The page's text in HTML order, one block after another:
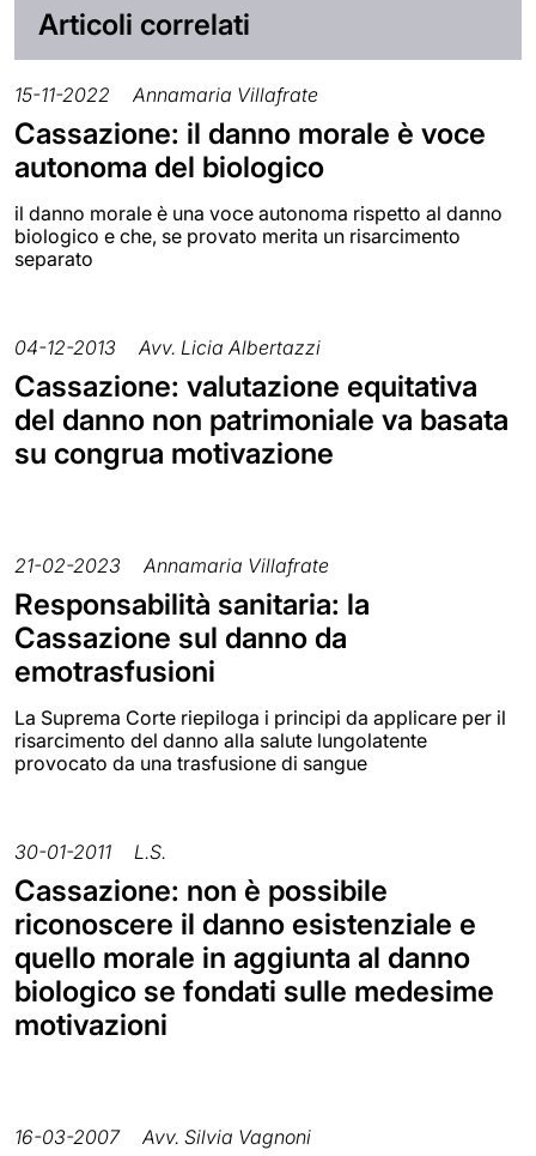
Articoli correlati
15-11-2022 Annamaria Villafrate
Cassazione: il danno morale è voce
autonoma del biologico
il danno morale è una voce autonoma rispetto al danno
biologico e che, se provato merita un risarcimento
separato
04-12-2013 Avv. Licia Albertazzi
Cassazione: valutazione equitativa
del danno non patrimoniale va basata
su congrua motivazione
21-02-2023 Annamaria Villafrate
Responsabilità sanitaria: la
Cassazione sul danno da
emotrasfusioni
La Suprema Corte riepiloga i principi da applicare per il
risarcimento del danno alla salute lungolatente
provocato da una trasfusione di sangue
30-01-2011 L.S.
Cassazione: non è possibile
riconoscere il danno esistenziale e
quello morale in aggiunta al danno
biologico se fondati sulle medesime
motivazioni
16-03-2007 Avv. Silvia Vagnoni